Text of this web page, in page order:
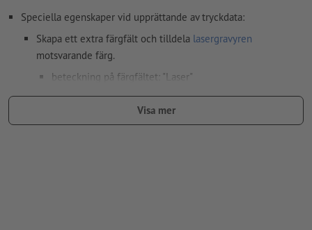
Speciella egenskaper vid upprättande av tryckdata:
Skapa ett extra färgfält och tilldela lasergravyren
motsvarande färg.
beteckning på färgfältet: "Laser"
färgvärde: fritt valbart
Visa mer